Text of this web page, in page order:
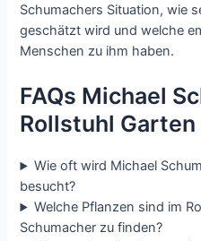
Schumachers Situation, wie
geschätzt wird und welche
Menschen zu ihm haben.
FAQs Michael
Rollstuhl Garten
Wie oft wird Michael
besucht?
Welche Pflanzen sind im
Schumacher zu finden?